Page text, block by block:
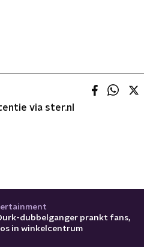
via ster.nl
dubbelganger prankt fans,
in winkelcentrum